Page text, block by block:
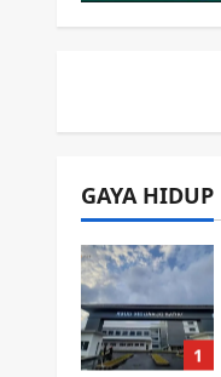
GAYA HIDUP
1
2